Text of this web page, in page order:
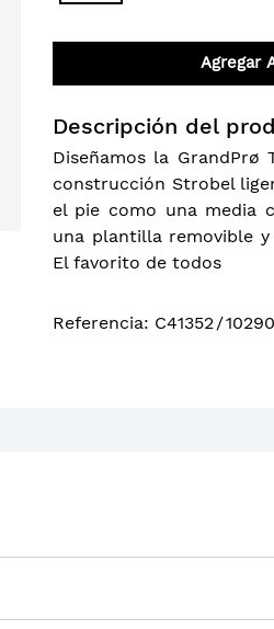
Agregar
Descripción del
Diseñamos la GrandPrø
construcción Strobel
el pie como una media
una plantilla removible
El favorito de todos
Referencia: C41352/